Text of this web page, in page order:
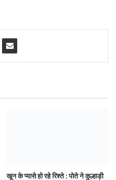
खून के प्यासे हो रहे रिश्ते : पोते ने कुल्हाड़ी